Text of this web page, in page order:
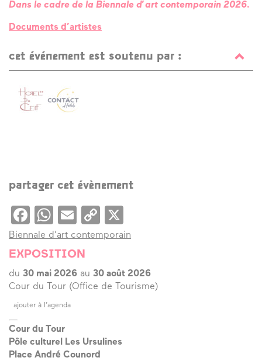
Dans le cadre de la Biennale d’art contemporain 2026.
Documents d’artistes
cet événement est soutenu par :
partager cet évènement
Facebook
WhatsApp
EmailCopy
Link
Biennale d'art contemporain
EXPOSITION
du 30 mai 2026 au 30 août 2026
Cour du Tour (Office de Tourisme)
ajouter à l’agenda
Cour du Tour
Pôle culturel Les Ursulines
Place André Counord